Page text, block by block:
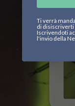
Ti verrà
di disiscriverti
Iscrivendoti
l'invio della